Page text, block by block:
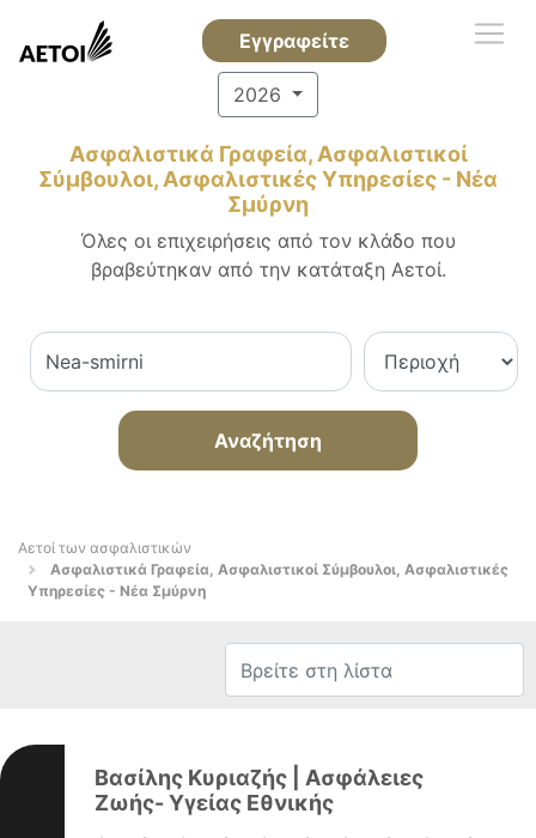
Εγγραφείτε
2026
Ασφαλιστικά Γραφεία, Ασφαλιστικοί
Σύμβουλοι, Ασφαλιστικές Υπηρεσίες - Νέα
Σμύρνη
Όλες οι επιχειρήσεις από τον κλάδο που
βραβεύτηκαν από την κατάταξη Αετοί.
Αναζήτηση
Αετοί των ασφαλιστικών
Ασφαλιστικά Γραφεία, Ασφαλιστικοί Σύμβουλοι, Ασφαλιστικές
Υπηρεσίες - Νέα Σμύρνη
Βασίλης Κυριαζής | Ασφάλειες
Ζωής- Υγείας Εθνικής